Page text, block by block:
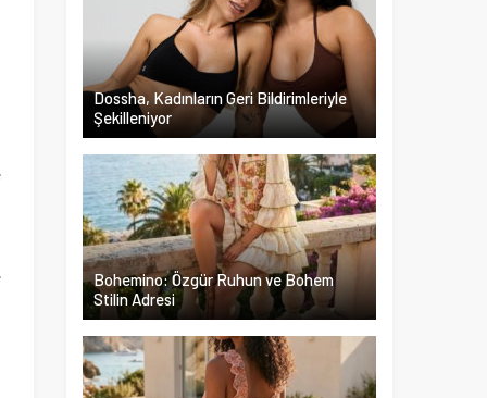
Dossha, Kadınların Geri Bildirimleriyle
Şekilleniyor
Bohemino: Özgür Ruhun ve Bohem
Stilin Adresi